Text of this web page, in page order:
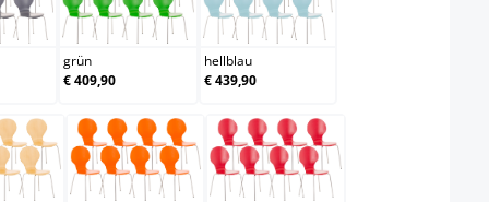
grün
grün
€ 409,90
hellblau
hellblau
€ 439,90
orange rot